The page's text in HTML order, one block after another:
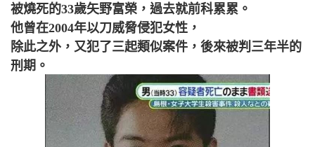
被燒死的33歲矢野富榮，過去就前科累累。
他曾在2004年以刀威脅侵犯女性，
除此之外，又犯了三起類似案件，後來被判三年半的
刑期。